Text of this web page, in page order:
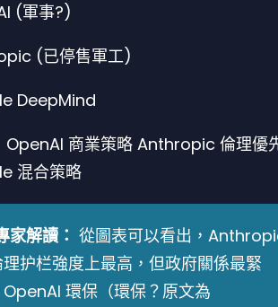
(軍事?)
(已停售軍工)
DeepMind
OpenAI 商業策略 Anthropic 倫理優
混合策略
家解讀： 從圖表可以看出，
护栏強度上最高，但政府關係最緊
OpenAI 環保（環保？原文為